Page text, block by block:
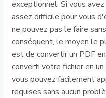
exceptionnel. Si vous
assez difficile pour vous
ne pouvez pas le faire
conséquent, le moyen le
est de convertir un PDF
converti votre fichier en
vous pouvez facilement
requises sans aucun